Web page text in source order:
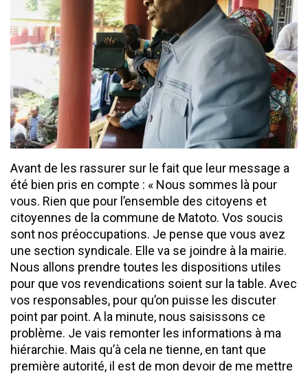
Avant de les rassurer sur le fait que leur message a
été bien pris en compte : « Nous sommes là pour
vous. Rien que pour l’ensemble des citoyens et
citoyennes de la commune de Matoto. Vos soucis
sont nos préoccupations. Je pense que vous avez
une section syndicale. Elle va se joindre à la mairie.
Nous allons prendre toutes les dispositions utiles
pour que vos revendications soient sur la table. Avec
vos responsables, pour qu’on puisse les discuter
point par point. A la minute, nous saisissons ce
problème. Je vais remonter les informations à ma
hiérarchie. Mais qu’à cela ne tienne, en tant que
première autorité, il est de mon devoir de me mettre